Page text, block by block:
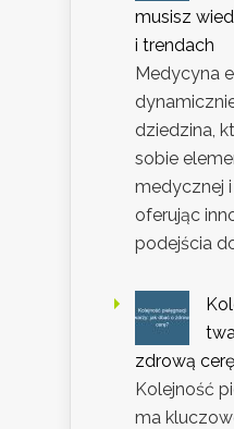
musisz
i trendach
Medycyna
dziedzina,
sobie
medycznej
oferując
podejścia
zdrową
Kolejność
ma